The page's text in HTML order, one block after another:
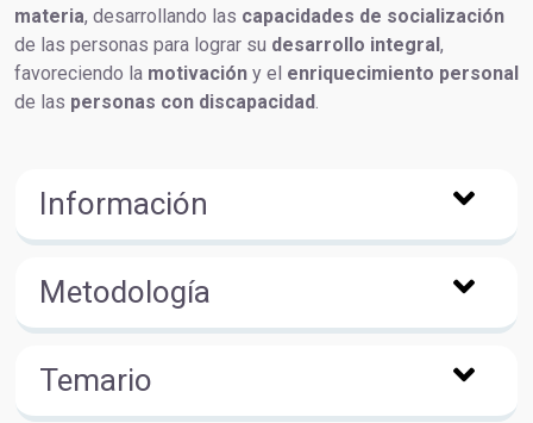
materia, desarrollando las capacidades de socialización
de las personas para lograr su desarrollo integral,
favoreciendo la motivación y el enriquecimiento personal
de las personas con discapacidad
Información
Metodología
Temario